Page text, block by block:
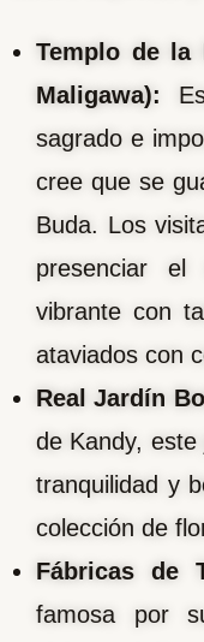
Templo de la
Maligawa):
sagrado e
cree que se
Buda. Los
presenciar el
vibrante con
ataviados con
Real Jardín
de Kandy,
tranquilidad y
colección de
Fábricas de
famosa por